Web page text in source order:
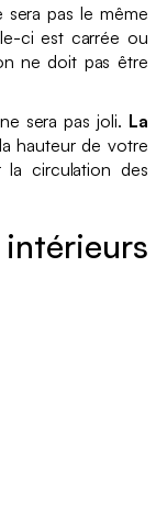
sera pas le même
ci est carrée ou
ne doit pas être
sera pas joli. La
hauteur de votre
circulation des